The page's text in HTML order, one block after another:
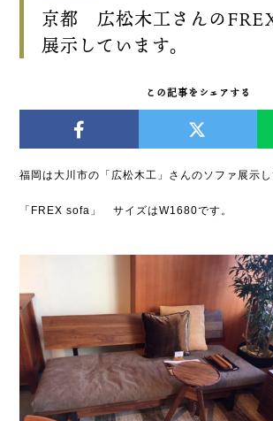
京都 広松木工さんの
展示しています。
この記事をシェアする
福岡は大川市の「広松木工」さんのソファ展示し
「FREX sofa」 サイズはW1680です。